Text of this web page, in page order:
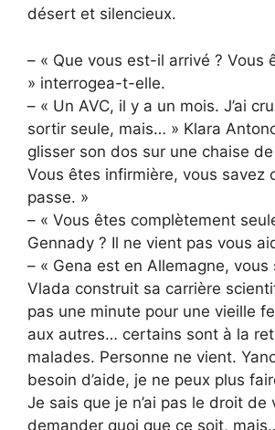
désert et silencieux.
– « Que vous est-il arrivé ? Vous
» interrogea-t-elle.
– « Un AVC, il y a un mois. J’ai
sortir seule, mais… » Klara
glisser son dos sur une chaise
Vous êtes infirmière, vous savez
passe. »
– « Vous êtes complètement
Gennady ? Il ne vient pas vous
– « Gena est en Allemagne, vous
Vlada construit sa carrière
pas une minute pour une vieille
aux autres… certains sont à la
malades. Personne ne vient.
besoin d’aide, je ne peux plus
Je sais que je n’ai pas le droit de
demander quoi que ce soit,